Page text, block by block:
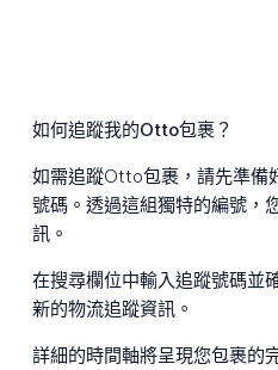
如何追蹤我的Otto包裹？
如需追蹤Otto包裹，請先準備
號碼。透過這組獨特的編號，
訊。
在搜尋欄位中輸入追蹤號碼並
新的物流追蹤資訊。
詳細的時間軸將呈現您包裹的